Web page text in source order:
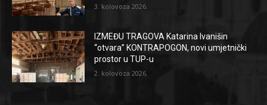
3. kolovoza 2026.
IZMEĐU TRAGOVA Katarina Ivanišin
“otvara” KONTRAPOGON, novi umjetnički
prostor u TUP-u
2. kolovoza 2026.